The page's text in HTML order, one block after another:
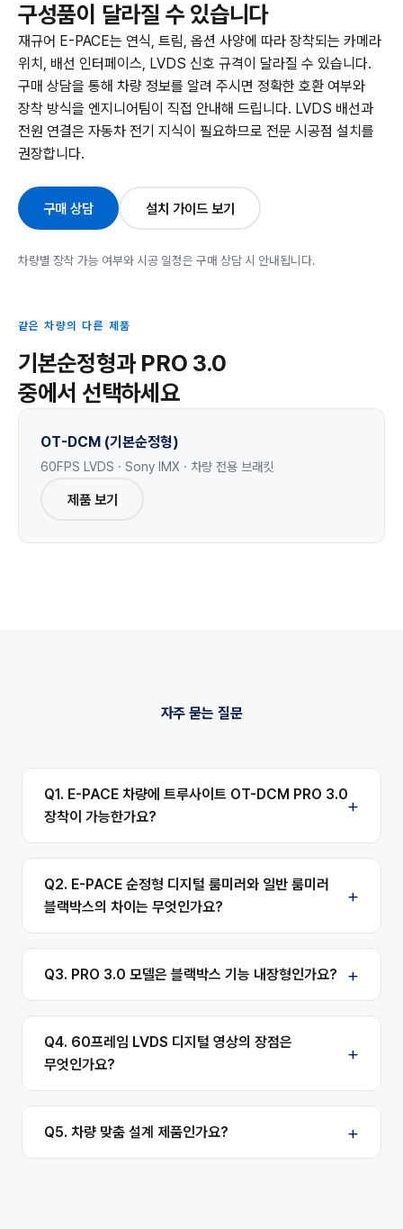
구성품이 달라질 수 있습니다
재규어 E-PACE는 연식, 트림, 옵션 사양에 따라 장착되는 카메라
위치, 배선 인터페이스, LVDS 신호 규격이 달라질 수 있습니다.
구매 상담을 통해 차량 정보를 알려 주시면 정확한 호환 여부와
장착 방식을 엔지니어팀이 직접 안내해 드립니다. LVDS 배선과
전원 연결은 자동차 전기 지식이 필요하므로 전문 시공점 설치를
권장합니다.
구매 상담 설치 가이드 보기
차량별 장착 가능 여부와 시공 일정은 구매 상담 시 안내됩니다.
같은 차량의 다른 제품
기본순정형과 PRO 3.0
중에서 선택하세요
OT-DCM (기본순정형)
60FPS LVDS · Sony IMX · 차량 전용 브래킷
제품 보기
자주 묻는 질문
Q1. E-PACE 차량에 트루사이트 OT-DCM PRO 3.0
장착이 가능한가요?
Q2. E-PACE 순정형 디지털 룸미러와 일반 룸미러
블랙박스의 차이는 무엇인가요?
Q3. PRO 3.0 모델은 블랙박스 기능 내장형인가요?
Q4. 60프레임 LVDS 디지털 영상의 장점은
무엇인가요?
Q5. 차량 맞춤 설계 제품인가요?